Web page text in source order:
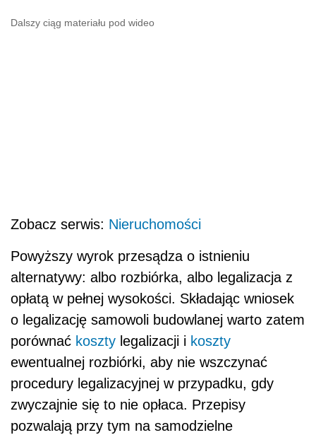
Dalszy ciąg materiału pod wideo
Zobacz serwis: Nieruchomości
Powyższy wyrok przesądza o istnieniu
alternatywy: albo rozbiórka, albo legalizacja z
opłatą w pełnej wysokości. Składając wniosek
o legalizację samowoli budowlanej warto zatem
porównać koszty legalizacji i koszty
ewentualnej rozbiórki, aby nie wszczynać
procedury legalizacyjnej w przypadku, gdy
zwyczajnie się to nie opłaca. Przepisy
pozwalają przy tym na samodzielne